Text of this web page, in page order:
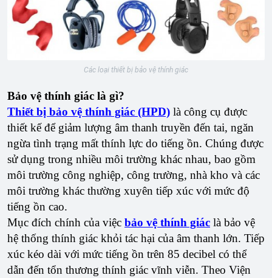
Các loại thiết bị bảo vệ thính giác
Bảo vệ thính giác là gì?
Thiết bị bảo vệ thính giác (HPD) là công cụ được
thiết kế để giảm lượng âm thanh truyền đến tai, ngăn
ngừa tình trạng mất thính lực do tiếng ồn. Chúng được
sử dụng trong nhiều môi trường khác nhau, bao gồm
môi trường công nghiệp, công trường, nhà kho và các
môi trường khác thường xuyên tiếp xúc với mức độ
tiếng ồn cao.
Mục đích chính của việc bảo vệ thính giác là bảo vệ
hệ thống thính giác khỏi tác hại của âm thanh lớn. Tiếp
xúc kéo dài với mức tiếng ồn trên 85 decibel có thể
dẫn đến tổn thương thính giác vĩnh viễn. Theo Viện